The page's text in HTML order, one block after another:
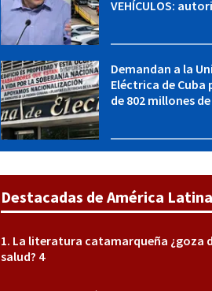
VEHÍCULOS: autoriza
Demandan a la
Eléctrica de Cuba
de 802 millones
Destacadas de América Latina
La literatura catamarqueña ¿goza
salud? 4